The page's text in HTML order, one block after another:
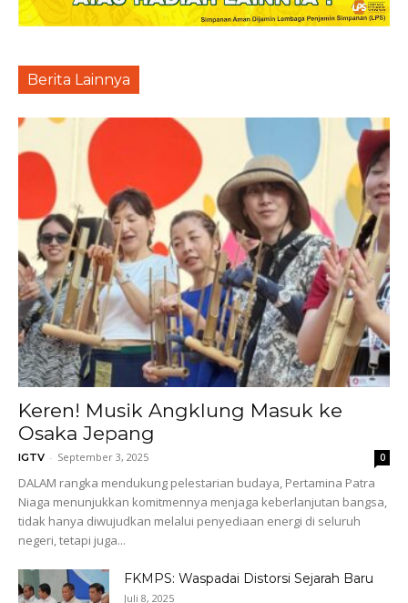
Berita Lainnya
Keren! Musik Angklung Masuk ke
Osaka Jepang
IGTV - September 3, 2025 0
DALAM rangka mendukung pelestarian budaya, Pertamina Patra
Niaga menunjukkan komitmennya menjaga keberlanjutan bangsa,
tidak hanya diwujudkan melalui penyediaan energi di seluruh
negeri, tetapi juga...
FKMPS: Waspadai Distorsi Sejarah Baru
Juli 8, 2025